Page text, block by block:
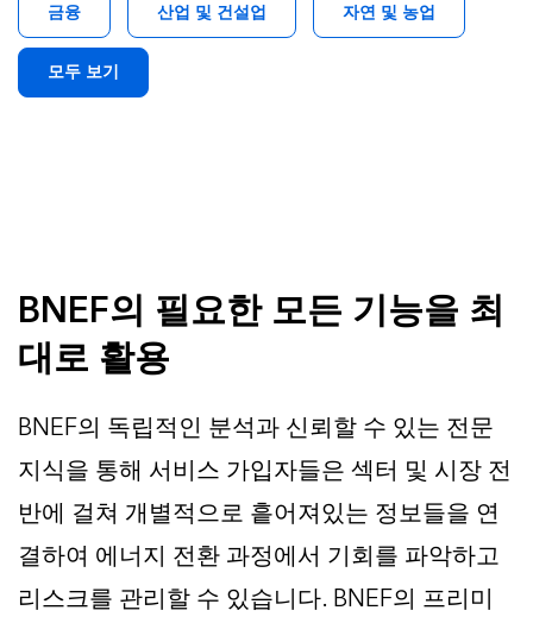
금융 산업 및 건설업 자연 및 농업
모두 보기
BNEF의 필요한 모든 기능을 최
대로 활용
BNEF의 독립적인 분석과 신뢰할 수 있는 전문
지식을 통해 서비스 가입자들은 섹터 및 시장 전
반에 걸쳐 개별적으로 흩어져있는 정보들을 연
결하여 에너지 전환 과정에서 기회를 파악하고
리스크를 관리할 수 있습니다. BNEF의 프리미